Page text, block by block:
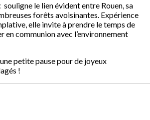
souligne le lien évident entre Rouen, sa
forêts avoisinantes. Expérience
elle invite à prendre le temps de
en communion avec l’environnement
petite pause pour de joyeux
!